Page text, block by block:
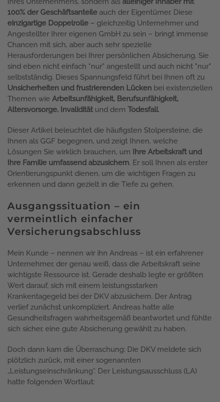
100% der Geschäftsanteile auch der Eigentümer. Diese
einzigartige Doppelrolle – gleichzeitig Unternehmer und
Angestellter Ihrer eigenen GmbH zu sein – bringt immense
Chancen mit sich, aber auch sehr spezielle
Herausforderungen bei Ihrer persönlichen Absicherung. Sie
sind eben nicht einfach "nur" angestellt und auch nicht "nur"
selbstständig. Dieses Spannungsfeld führt bei Ihnen oft zu
Unsicherheiten und frustrierenden Lücken bei existenziellen
Themen wie Arbeitsunfähigkeit, Berufsunfähigkeit,
Altersvorsorge, Invaliditätund dem Todesfall.
Dieser Artikel beleuchtet die häufigsten Stolpersteine, die
Ihnen als GGF begegnen, und zeigt Ihnen, welche
Lösungen Sie wirklich brauchen, um
Ihre Arbeitskraft und
Ihre Familie umfassend abzusichern. Er soll Ihnen als erster
Orientierungspunkt dienen, um die wichtigen Fragen zu
erkennen und dann gezielt in die Tiefe zu gehen.
Ausgangssituation – ein
vermeintlich einfacher
Versicherungsabschluss
Mein Kunde – nennen wir ihn Andreas – ist ein erfahrener
Unternehmer, der genau weiß, dass die Arbeitskraft seine
wichtigste Ressource ist. Gerade deshalb legte er größten
Wert darauf, sich mit einem leistungsstarken
Krankentagegeld bei der DKV abzusichern. Der Antrag
verlief zunächst unkompliziert. Andreas hatte alle
Gesundheitsfragen wahrheitsgemäß beantwortet und fühlte
sich sicher, eine gute Absicherung gewählt zu haben.
Doch dann kam die Überraschung: Die DKV meldete sich
plötzlich zurück, mit einer sogenannten
„Leistungseinschränkung“. Der Leistungsausschluss (LA)
hatte folgenden Wortlaut: